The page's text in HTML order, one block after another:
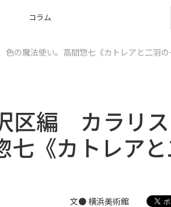
コラム
の魔法使い。高間惣七《カトレアと二羽
区編 カラリ
七《カトレア
文● 横浜美術館